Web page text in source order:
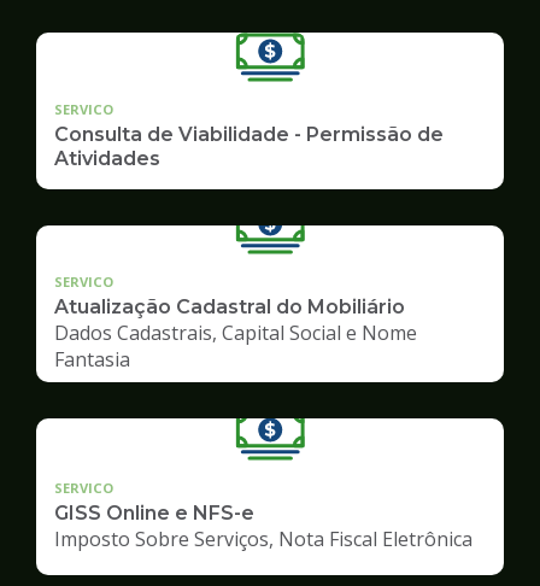
SERVICO
Consulta de Viabilidade - Permissão de
Atividades
SERVICO
Atualização Cadastral do Mobiliário
Dados Cadastrais, Capital Social e Nome
Fantasia
SERVICO
GISS Online e NFS-e
Imposto Sobre Serviços, Nota Fiscal Eletrônica